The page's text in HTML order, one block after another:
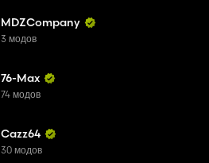
MDZCompany
3 модов
76-Max
74 модов
Cazz64
30 модов